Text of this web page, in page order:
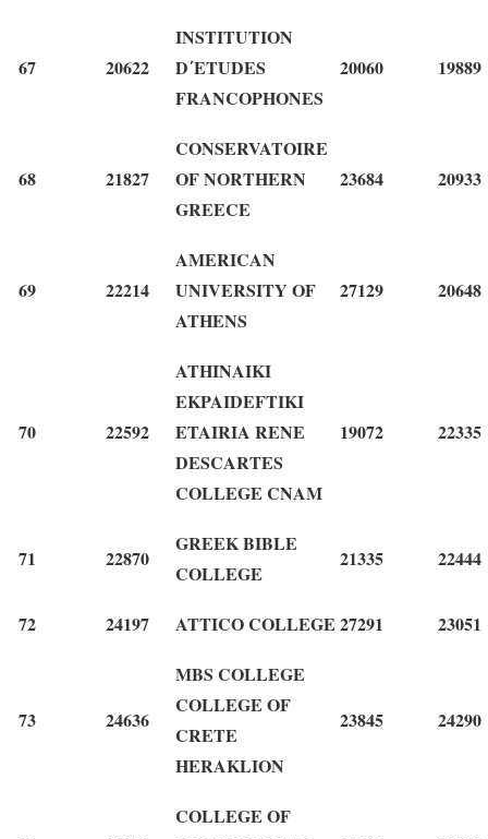
67 20622
INSTITUTION
D΄ETUDES
FRANCOPHONES
20060 19889
68 21827
CONSERVATOIRE
OF NORTHERN
GREECE
23684 20933
69 22214
AMERICAN
UNIVERSITY OF
ATHENS
27129 20648
70 22592
ATHINAIKI
EKPAIDEFTIKI
ETAIRIA RENE
DESCARTES
COLLEGE CNAM
19072 22335
71 22870
GREEK BIBLE
COLLEGE
21335 22444
72 24197 ATTICO COLLEGE 27291 23051
73 24636
MBS COLLEGE
COLLEGE OF
CRETE
HERAKLION
23845 24290
COLLEGE OF